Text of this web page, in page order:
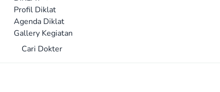
Profil Diklat
Agenda Diklat
Gallery Kegiatan
Cari Dokter